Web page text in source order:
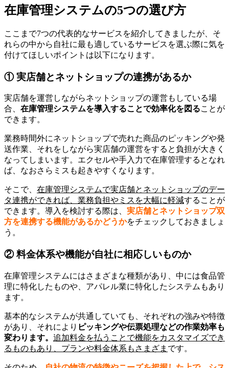
在庫管理システムの5つの選び方
ここまで7つの代表的なサービスを紹介してきましたが、そ
れらの中から自社に最も適しているサービスを選ぶ際に気を
付けてほしいポイントは以下になります。
① 実店舗とネットショップの連携があるか
実店舗を運営しながらネットショップの運営もしている場
合、 在庫管理システムを導入することで効率化を図ることが
できます。
業務時間外にネットショップで売れた商品のピッキングや発
送作業、それをしながら実店舗の運営をすると負担が大きく
なってしまいます。エクセルや手入力で在庫管理するとなれ
ば、なおさらミスも起きやすくなります。
そこで、 在庫管理システムで実店舗とネットショップのデー
タ連携ができれば、業務負担やミスを大幅に軽減することが
できます。導入を検討する際は、 実店舗とネットショップ双
方を連携する機能があるかどうかをチェックしておきましょ
う。
② 料金体系や機能が自社に相応しいものか
在庫管理システムにはさまざまな種類があり、中には食品管
理に特化したものや、アパレル業に特化したシステムもあり
ます。
基本的なシステムが共通していても、それぞれの強みや特徴
があり、それにより ピッキングや伝票処理などの作業効率も
変わります。 追加料金を払うことで機能をカスタマイズでき
るものもあり、プランや料金体系もさまざま です。